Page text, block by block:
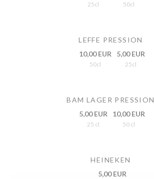
25cl 50cl
LEFFE PRESSION
10,00 EUR
50cl
5,00 EUR
25cl
BAM LAGER PRESSION
5,00 EUR
25 cl
10,00 EUR
50 cl
HEINEKEN
5,00 EUR